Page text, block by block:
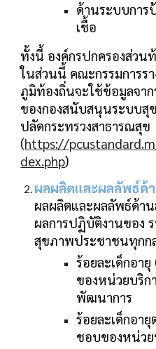
ด้านระบบการ
เชื้อ
ทั้งนี้ องค์กรปกครองส่วน
ในส่วนนี้ คณะกรรมการร
ภูมิท้องถิ่นจะใช้ข้อมูลจา
ของกองสนับสนุนระบบสุ
ปลัดกระทรวงสาธารณสุข
(https://
dex.php)
ผลผลิตและผลลัพธ์ด้
ผลผลิตและผลลัพธ์ด้า
ผลการปฏิบัติงานของ
สุขภาพประชาชนทุกก
ร้อยละเด็กอา
ของหน่วยบริก
พัฒนาการ
ร้อยละเด็กอา
ชอบของหน่วย